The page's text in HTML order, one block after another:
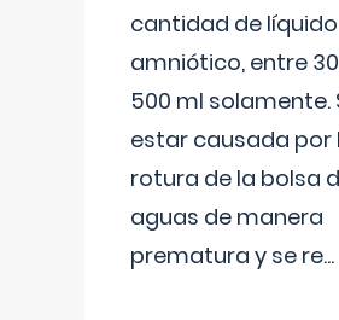
cantidad de líquido
amniótico, entre
500 ml solamente.
estar causada por
rotura de la bolsa
aguas de manera
prematura y se re...